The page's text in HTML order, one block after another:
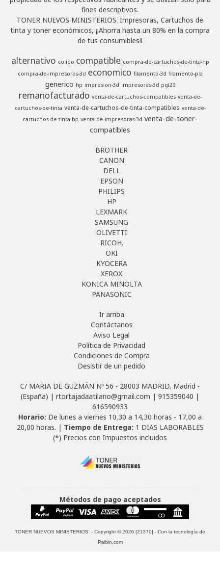
fines descriptivos.
TONER NUEVOS MINISTERIOS. Impresoras, Cartuchos de
tinta y toner económicos, ¡¡Ahorra hasta un 80% en la compra
de tus consumibles!!
alternativo colido compatible compra-de-cartuchos-de-tinta-hp
compra-de-impresoras-3d economico filamento-3d filamento-pla
generico hp impresion-3d impresoras-3d pgi29
remanofacturado venta-de-cartuchos-compatibles venta-de-
cartuchos-de-tinta venta-de-cartuchos-de-tinta-compatibles venta-de-
cartuchos-de-tinta-hp venta-de-impresoras-3d venta-de-toner-
compatibles
BROTHER
CANON
DELL
EPSON
PHILIPS
HP
LEXMARK
SAMSUNG
OLIVETTI
RICOH.
OKI
KYOCERA
XEROX
KONICA MINOLTA
PANASONIC
Ir arriba
Contáctanos
Aviso Legal
Política de Privacidad
Condiciones de Compra
Desistir de un pedido
C/ MARIA DE GUZMÁN Nº 56 - 28003 MADRID, Madrid -
(España) | rtortajadaatilano@gmail.com | 915359040 |
616590933
Horario: De lunes a viernes 10,30 a 14,30 horas - 17,00 a
20,00 horas. | Tiempo de Entrega: 1 DIAS LABORABLES
(*) Precios con Impuestos incluidos
Métodos de pago aceptados
TONER NUEVOS MINISTERIOS. - Copyright © 2026 [21370] - Con la tecnología de
Palbin.com